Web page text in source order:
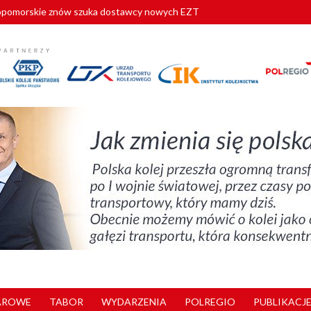
kolejowych w północnej Wielkopolsce. Łatwiejsze dojazdy do pracy i
TABOR WYDARZENIA POLREGIO